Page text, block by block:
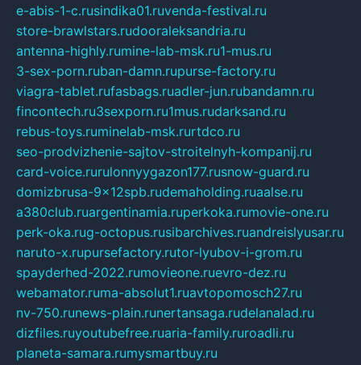
e-abis-1-c.rusindika01.ruvenda-festival.ru
store-brawlstars.rudooraleksandria.ru
antenna-highly.rumine-lab-msk.ru1-mus.ru
3-sex-porn.ruban-damn.rupurse-factory.ru
viagra-tablet.rufasbags.ruadler-jun.rubandamn.ru
fincontech.ru3sexporn.ru1mus.rudarksand.ru
rebus-toys.ruminelab-msk.rurtdco.ru
seo-prodvizhenie-sajtov-stroitelnyh-kompanij.ru
card-voice.rurulonnyygazon177.rusnow-guard.ru
domizbrusa-9x12spb.rudemaholding.ruaalse.ru
a380club.ruargentinamia.ruperkoka.rumovie-one.ru
perk-oka.rug-octopus.rusibarchives.ruandreislyusar.ru
naruto-x.rupursefactory.rutor-lyubov-i-grom.ru
spayderhed-2022.rumovieone.ruevro-dez.ru
webamator.ruma-absolut1.ruavtopomosch27.ru
nv-750.runews-plain.runertansaga.rudelanalad.ru
dizfiles.ruyoutubefree.ruaria-family.ruroadli.ru
planeta-samara.rumysmartbuy.ru